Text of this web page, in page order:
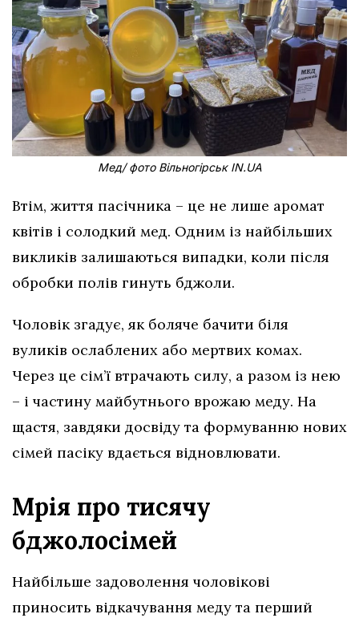
Мед/ фото Вільногірськ IN.UA
Втім, життя пасічника – це не лише аромат
квітів і солодкий мед. Одним із найбільших
викликів залишаються випадки, коли після
обробки полів гинуть бджоли.
Чоловік згадує, як боляче бачити біля
вуликів ослаблених або мертвих комах.
Через це сім’ї втрачають силу, а разом із нею
– і частину майбутнього врожаю меду. На
щастя, завдяки досвіду та формуванню нових
сімей пасіку вдається відновлювати.
Мрія про тисячу
бджолосімей
Найбільше задоволення чоловікові
приносить відкачування меду та перший